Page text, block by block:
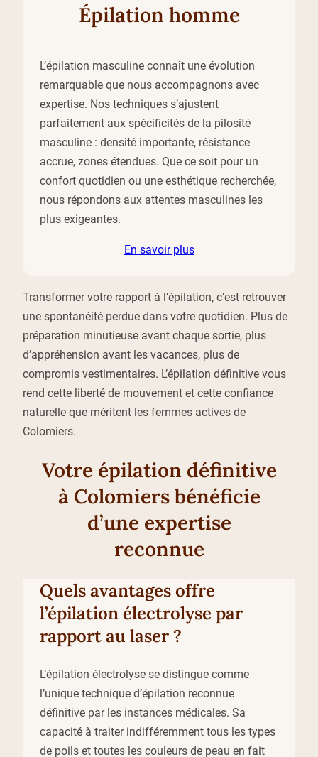
Épilation homme
L’épilation masculine connaît une évolution
remarquable que nous accompagnons avec
expertise. Nos techniques s’ajustent
parfaitement aux spécificités de la pilosité
masculine : densité importante, résistance
accrue, zones étendues. Que ce soit pour un
confort quotidien ou une esthétique recherchée,
nous répondons aux attentes masculines les
plus exigeantes.
En savoir plus
Transformer votre rapport à l’épilation, c’est retrouver
une spontanéité perdue dans votre quotidien. Plus de
préparation minutieuse avant chaque sortie, plus
d’appréhension avant les vacances, plus de
compromis vestimentaires. L’épilation définitive vous
rend cette liberté de mouvement et cette confiance
naturelle que méritent les femmes actives de
Colomiers.
Votre épilation définitive
à Colomiers bénéficie
d’une expertise
reconnue
Quels avantages offre
l’épilation électrolyse par
rapport au laser ?
L’épilation électrolyse se distingue comme
l’unique technique d’épilation reconnue
définitive par les instances médicales. Sa
capacité à traiter indifféremment tous les types
de poils et toutes les couleurs de peau en fait